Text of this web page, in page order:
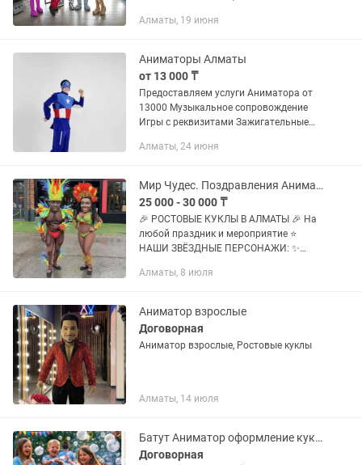
агентством «Гротеск» праздничная
Алматы, 19 июня
Аниматоры Алматы
от 13 000 ₸
Предоставляем услуги Аниматора от
13000 Музыкальное сопровождение
Игры с реквизитами Зажигательные
Фотосессия на ваше устройство Также
Шоу...
Алматы, 24 июня
Мир Чудес. Поздравления Аниматорами.
25 000 - 30 000 ₸
🎉 РОСТОВЫЕ КУКЛЫ В АЛМАТЫ 🎉 На
любой праздник и мероприятие ⭐
НАШИ ЗВЁЗДНЫЕ ПЕРСОНАЖИ: ✨
Михаил Шуфутинский ✨ Артур
Жуков ✨ Кайрат...
Алматы, 8 июля
Аниматор взрослые
Договорная
Аниматор взрослые, Ростовые куклы
Алматы, 14 июля
Батут Аниматор оформление кукольный пузыри бьюти вата попкорн спектакль
Договорная